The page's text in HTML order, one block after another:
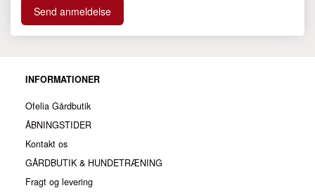
Send anmeldelse
INFORMATIONER
Ofelia Gårdbutik
ÅBNINGSTIDER
Kontakt os
GÅRDBUTIK & HUNDETRÆNING
Fragt og levering